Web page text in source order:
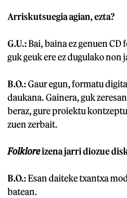
Arriskutsuegia agian, ezta?
G.U.:Bai, baina ez genuen CD
guk geuk ere ez dugulako non
B.O.:Gaur egun, formatu
daukana. Gainera, guk
beraz, gure proiektu
zuen zerbait.
Folkloreizena jarri diozue
B.O.:Esan daiteke txantxa
batean.